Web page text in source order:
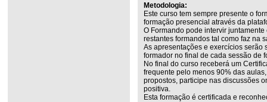
Metodologia:
Este curso tem sempre presente o
formação presencial através da
O Formando pode intervir
restantes formandos tal como faz na
As apresentações e exercícios
formador no final de cada sessão de
No final do curso receberá um
frequente pelo menos 90% das
propostos, participe nas discussões
positiva.
Esta formação é certificada e